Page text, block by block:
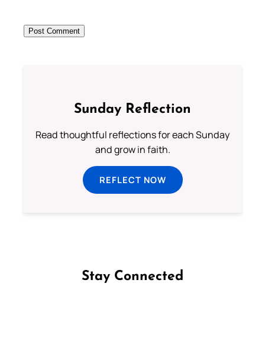
Sunday Reflection
Read thoughtful reflections for each Sunday
and grow in faith.
REFLECT NOW
Stay Connected